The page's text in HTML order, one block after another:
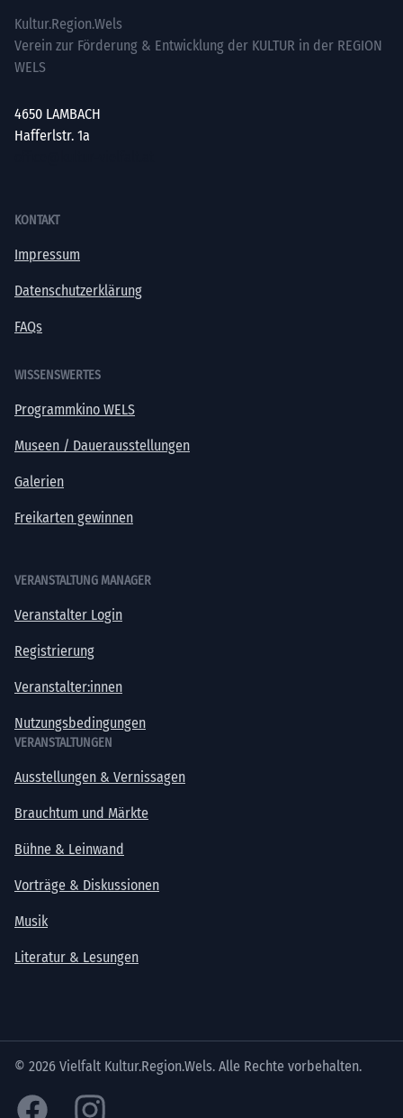
Kultur.Region.Wels
Verein zur Förderung & Entwicklung der KULTUR in der REGION
WELS
4650 LAMBACH
Hafferlstr. 1a
KONTAKT
Impressum
Datenschutzerklärung
FAQs
WISSENSWERTES
Programmkino WELS
Museen / Dauerausstellungen
Galerien
Freikarten gewinnen
VERANSTALTUNG MANAGER
Veranstalter Login
Registrierung
Veranstalter:innen
Nutzungsbedingungen
VERANSTALTUNGEN
Ausstellungen & Vernissagen
Brauchtum und Märkte
Bühne & Leinwand
Vorträge & Diskussionen
Musik
Literatur & Lesungen
© 2026 Vielfalt Kultur.Region.Wels. Alle Rechte vorbehalten.
Facebook Instagram